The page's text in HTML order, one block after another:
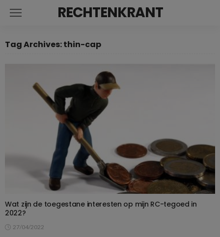
RECHTENKRANT
Tag Archives: thin-cap
Wat zijn de toegestane interesten op mijn RC-tegoed in
2022?
27/04/2022